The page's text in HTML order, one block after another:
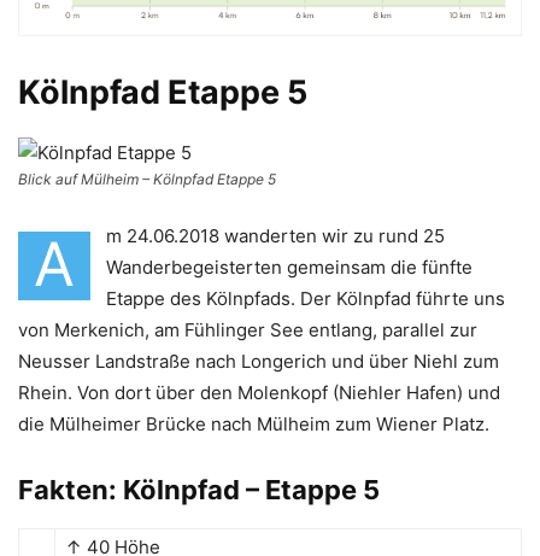
Kölnpfad Etappe 5
Blick auf Mülheim – Kölnpfad Etappe 5
A
m 24.06.2018 wanderten wir zu rund 25
Wanderbegeisterten gemeinsam die fünfte
Etappe des Kölnpfads. Der Kölnpfad führte uns
von Merkenich, am Fühlinger See entlang, parallel zur
Neusser Landstraße nach Longerich und über Niehl zum
Rhein. Von dort über den Molenkopf (Niehler Hafen) und
die Mülheimer Brücke nach Mülheim zum Wiener Platz.
Fakten: Kölnpfad – Etappe 5
↑ 40 Höhe